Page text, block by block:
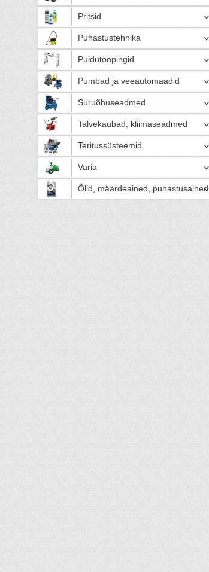
Pritsid
Puhastustehnika
Puidutööpingid
Pumbad ja veeautomaadid
Suruõhuseadmed
Talvekaubad, kliimaseadmed
Teritussüsteemid
Varia
Õlid, määrdeained, puhastusained